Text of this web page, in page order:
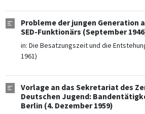
Probleme der jungen Generation
SED-Funktionärs (September
in: Die Besatzungszeit und die
1961)
Vorlage an das Sekretariat des
Deutschen Jugend:
Berlin (4. Dezember 1959)